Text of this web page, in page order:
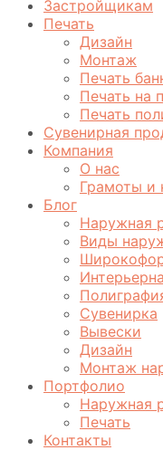
Застройщикам
Печать
Дизайн
Монтаж
Печать
Печать на
Печать
Сувенирная
Компания
О нас
Грамоты и
Блог
Наружная
Виды
Сувенирка
Вывески
Дизайн
Монтаж
Портфолио
Наружная
Печать
Контакты